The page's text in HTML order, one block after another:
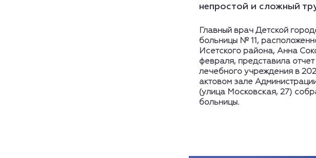
непростой и сложный
Главный врач Детской
больницы № 11,
Исетского района, Анна
февраля, представила
лечебного учреждения в
актовом зале
(улица Московская, 27)
больницы.